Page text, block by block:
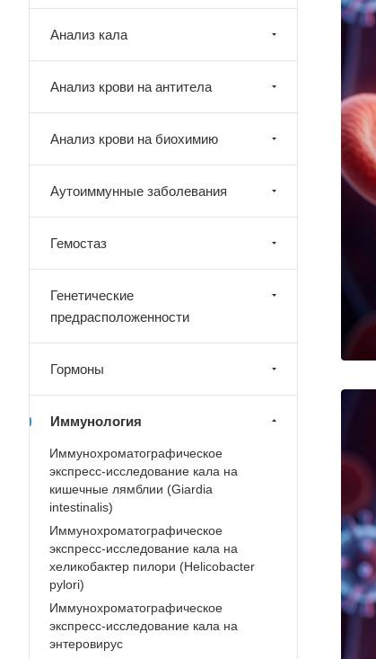
Анализ кала
Анализ крови на антитела
Анализ крови на биохимию
Аутоиммунные заболевания
Гемостаз
Генетические
предрасположенности
Гормоны
Иммунология
Иммунохроматографическое
экспресс-исследование кала на
кишечные лямблии (Giardia
intestinalis)
Иммунохроматографическое
экспресс-исследование кала на
хеликобактер пилори (Helicobacter
pylori)
Иммунохроматографическое
экспресс-исследование кала на
энтеровирус